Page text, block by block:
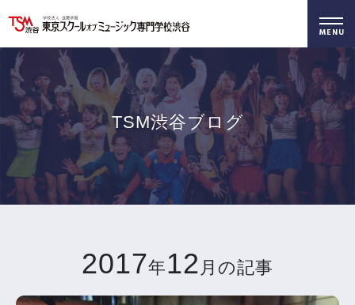
学科・専攻 資料請求 オープンキャンパス
TSM渋谷ブログ
2017年12 月の記事